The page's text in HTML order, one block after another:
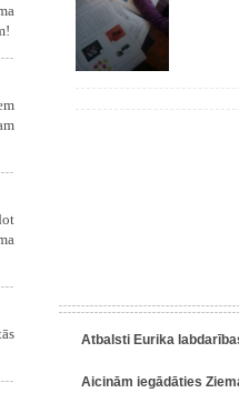
Atbalsti Eurika
Aicinām iegādāties